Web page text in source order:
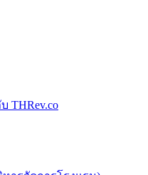
THRev.co